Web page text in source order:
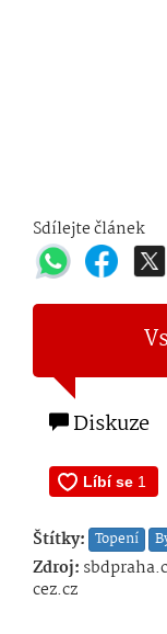
Sdílejte článek
Diskuze
Štítky: Topení
Zdroj:
cez.cz